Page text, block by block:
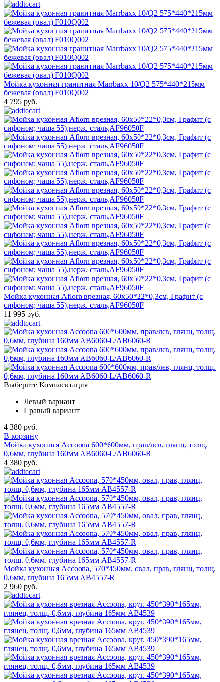
Мойка кухонная гранитная Marrbaxx 10/Q2 575*440*215мм
бежевая (овал) F010Q002
4 795 руб.
Мойка кухонная Aflorn врезная, 60х50*22*0,3см, Графит (с
сифоном; чаша 55),нерж. сталь,AF96050F
11 995 руб.
Выберите Комплектация
Левый вариант
Правый вариант
4 380 руб.
В корзину
Мойка кухонная Accoona 600*600мм, прав/лев, глянц, толщ.
0,6мм, глубина 160мм AB6060-L/AB6060-R
4 380 руб.
Мойка кухонная Accoona, 570*450мм, овал, прав, глянц, толщ.
0,6мм, глубина 165мм AB4557-R
2 960 руб.